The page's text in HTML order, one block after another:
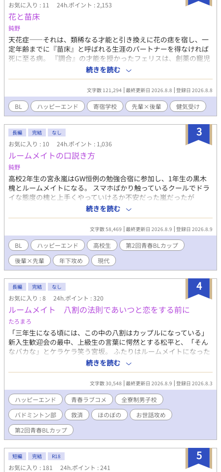
お気に入り : 11 24h.ポイント : 2,153
花と苗床
鈍野
天花症――それは、類稀なる才能と引き換えに花の痣を宿し、一
定年齢までに『苗床』と呼ばれる生涯のパートナーを得なければ
死に至る病。 『調合』の才能を授かったフェリスは、創薬の寵児
として世界に貢献していた。一方で他者に利用されることを厭
い、寄宿学校で才能や地位目当てに近づく者を弄びながら、誰も
『苗床』に選ばないまま死を待っていた。 そんな彼の前に現れた
のは、転校生にして新しいルームメイトの後輩・リト。 「あなた
を幸せにするためにやってきました」 無邪気で真っ直ぐなリトに
振り回され、苛立ちながらも、フェリスの凍てついた心は少しず
つ溶かされていく。 だが、リトは過去に根差したとある秘密を抱
えていた。
続きを読む
文字数 121,294 最終更新日 2026.8.8 登録日 2026.8.8
BL ハッピーエンド 寄宿学校 先輩×後輩 健気受け
3
長編 完結 なし
お気に入り : 10 24h.ポイント : 1,036
ルームメイトの口説き方
鈍野
高校2年生の宮永嵐はGW恒例の勉強合宿に参加し、1年生の黒木
槐とルームメイトになる。 スマホばかり触っているクールでドラ
イな態度の槐と上手くやっていけるか不安だった嵐だったが
——。 「……すみません。ちょっと、我慢できなくて。AIアプリ
に相談してました。ルームメイトの口説き方を」 後輩×先輩のほ
続きを読む
文字数 58,469 最終更新日 2026.8.9 登録日 2026.8.9
BL ハッピーエンド 高校生
第2回青春BLカップ
後輩×先輩
年下攻め 現代
4
長編 完結 なし
お気に入り : 8 24h.ポイント : 320
ルームメイト 八割の法則であいつと恋をする前に
たろまろ
「三年生になる頃には、この中の八割はカップルになっている」
新入生歓迎会の最中、上級生の言葉に愕然とする松平と、「そん
なバカな」とケラケラ笑う宮坂。 ふたりはルームメイトになった
ばかり。 出会い、寄り添い、すれ違い、なぜか切なくなる。 この
気持ちって……なに？ 関東のある県に位置する私立徳院学園。こ
こは全寮制の進学校であり、スポーツ名門高校としてもとても有
名だ。大学進学や部活動に専念したい普通科の生徒も多数入寮し
ている。 モットーは『共同生活を営む中で、自立心と仲間を大切
にする心を育む』 中学時代に人間関係で失敗した松平は、不安を
抱えたまま己があてがわれた部屋をノックした。 ルームメイト・
宮坂春紀とうまくやっていけるだろうか……。 松平×宮坂 のふ
たりで織りなす青春ドタバタラブコメです！
続きを読む
文字数 30,548 最終更新日 2026.8.9 登録日 2026.8.3
ハッピーエンド 青春ラブコメ
全寮制男子校
バドミントン部
救済 ほのぼの
お世話攻め
第2回青春BLカップ
5
短編 完結 R18
お気に入り : 181 24h.ポイント : 241